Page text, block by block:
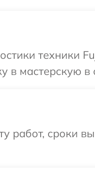
техники
в мастерскую в
работ, сроки